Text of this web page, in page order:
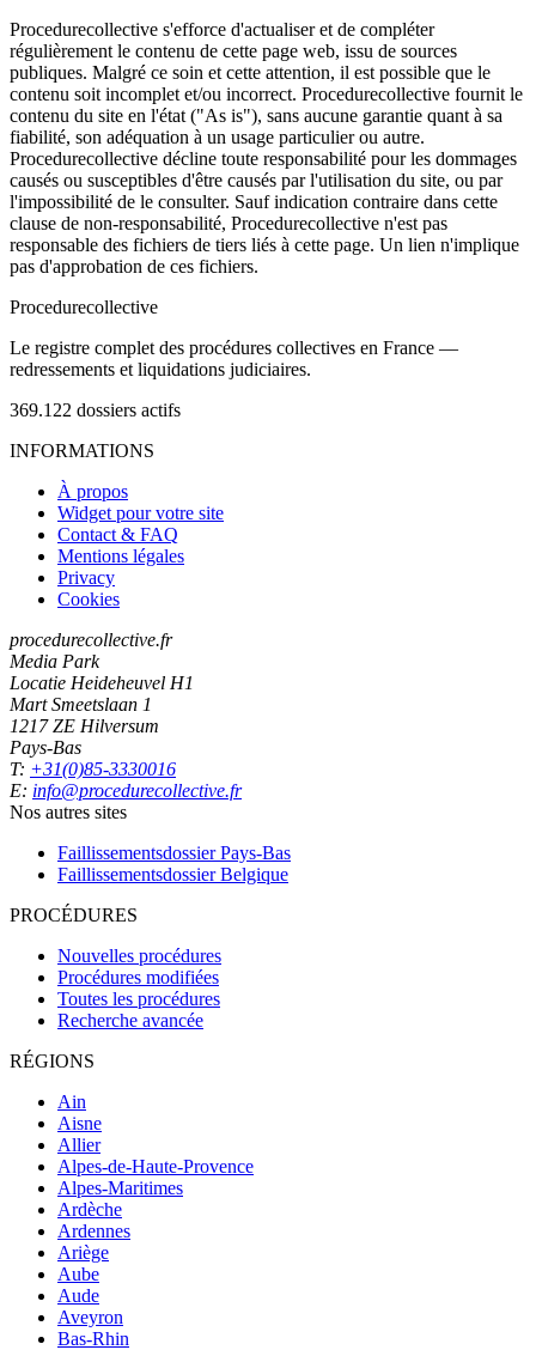
Procedurecollective s'efforce d'actualiser et de compléter
régulièrement le contenu de cette page web, issu de sources
publiques. Malgré ce soin et cette attention, il est possible que le
contenu soit incomplet et/ou incorrect. Procedurecollective fournit le
contenu du site en l'état ("As is"), sans aucune garantie quant à sa
fiabilité, son adéquation à un usage particulier ou autre.
Procedurecollective décline toute responsabilité pour les dommages
causés ou susceptibles d'être causés par l'utilisation du site, ou par
l'impossibilité de le consulter. Sauf indication contraire dans cette
clause de non-responsabilité, Procedurecollective n'est pas
responsable des fichiers de tiers liés à cette page. Un lien n'implique
pas d'approbation de ces fichiers.
Procedurecollective
Le registre complet des procédures collectives en France —
redressements et liquidations judiciaires.
369.122 dossiers actifs
INFORMATIONS
À propos
Widget pour votre site
Contact & FAQ
Mentions légales
Privacy
Cookies
procedurecollective.fr
Media Park
Locatie Heideheuvel H1
Mart Smeetslaan 1
1217 ZE Hilversum
Pays-Bas
T: +31(0)85-3330016
E: info@procedurecollective.fr
Nos autres sites
Faillissementsdossier Pays-Bas
Faillissementsdossier Belgique
PROCÉDURES
Nouvelles procédures
Procédures modifiées
Toutes les procédures
Recherche avancée
RÉGIONS
Ain
Aisne
Allier
Alpes-de-Haute-Provence
Alpes-Maritimes
Ardèche
Ardennes
Ariège
Aube
Aude
Aveyron
Bas-Rhin